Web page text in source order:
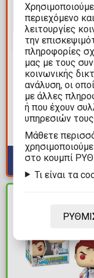
8,45€
16,90€
Φιγούρα Funko
Naruto Boruto -
#1917
Διαθέσιμα: 7
περιεχόμενο
λειτουργίες
την
πληροφορίες
μας με τους
κοινωνικής
ανάλυση, οι
με άλλες
ή που έχουν
υπηρεσιών
Mάθετε
στο κουμπί
Τι είναι τα